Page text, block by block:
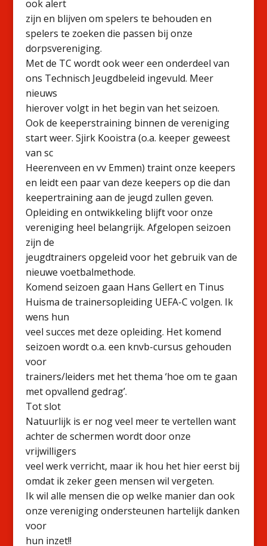
ook alert
zijn en blijven om spelers te behouden en
spelers te zoeken die passen bij onze
dorpsvereniging.
Met de TC wordt ook weer een onderdeel van
ons Technisch Jeugdbeleid ingevuld. Meer
nieuws
hierover volgt in het begin van het seizoen.
Ook de keeperstraining binnen de vereniging
start weer. Sjirk Kooistra (o.a. keeper geweest
van sc
Heerenveen en vv Emmen) traint onze keepers
en leidt een paar van deze keepers op die dan
keepertraining aan de jeugd zullen geven.
Opleiding en ontwikkeling blijft voor onze
vereniging heel belangrijk. Afgelopen seizoen
zijn de
jeugdtrainers opgeleid voor het gebruik van de
nieuwe voetbalmethode.
Komend seizoen gaan Hans Gellert en Tinus
Huisma de trainersopleiding UEFA-C volgen. Ik
wens hun
veel succes met deze opleiding. Het komend
seizoen wordt o.a. een knvb-cursus gehouden
voor
trainers/leiders met het thema ‘hoe om te gaan
met opvallend gedrag’.
Tot slot
Natuurlijk is er nog veel meer te vertellen want
achter de schermen wordt door onze
vrijwilligers
veel werk verricht, maar ik hou het hier eerst bij
omdat ik zeker geen mensen wil vergeten.
Ik wil alle mensen die op welke manier dan ook
onze vereniging ondersteunen hartelijk danken
voor
hun inzet!!